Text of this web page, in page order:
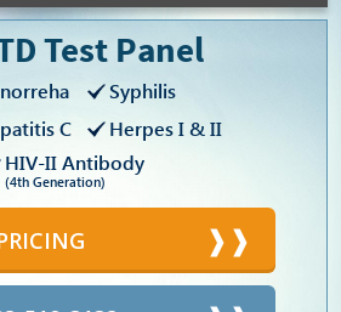
Test Panel
Syphilis
C
Herpes I & II
HIV-II Antibody
(4th Generation)